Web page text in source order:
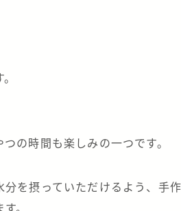
の時間も楽しみの一つです。
を摂っていただけるよう、手
。